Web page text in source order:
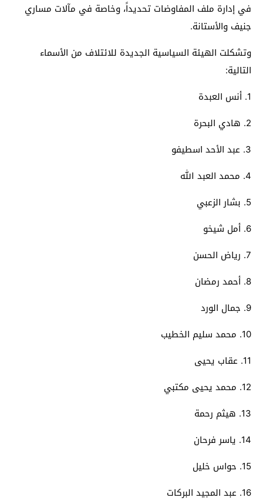
في إدارة ملف المفاوضات تحديداً، وخاصة في مآلات مساري
جنيف والأستانة.
وتشكلت الهيئة السياسية الجديدة للائتلاف من الأسماء
التالية:
1. أنس العبدة
2. هادي البحرة
3. عبد الأحد اسطيفو
4. محمد العبد الله
5. بشار الزعبي
6. أمل شيخو
7. رياض الحسن
8. أحمد رمضان
9. جمال الورد
10. محمد سليم الخطيب
11. عقاب يحيى
12. محمد يحيى مكتبي
13. هيثم رحمة
14. ياسر فرحان
15. حواس خليل
16. عبد المجيد البركات